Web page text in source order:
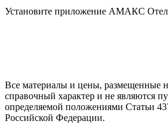
Установите приложение АМАКС
Все материалы и цены, размещенные
справочный характер и не являются
определяемой положениями Статьи
Российской Федерации.